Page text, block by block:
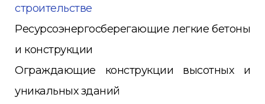
строительстве
Ресурсоэнергосберегающие легкие бетоны
и конструкции
Ограждающие конструкции высотных и
уникальных зданий